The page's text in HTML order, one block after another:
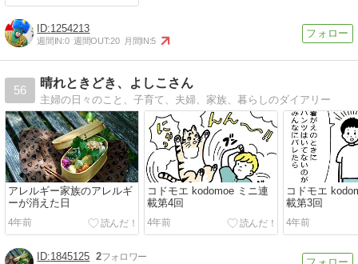
1254213
週間IN:0 週間OUT:20 月間IN:5
56
晴れときどき、よしこさん
主婦の日々のこと、子育て、夫婦、家族、暮らしのダイアリー
アレルギー家族のアレルギ
ーが消えた日
4年前
コドモエ kodomoe ミニ連
載第4回
4年前
コドモエ
載第3回
4年前
1845125 2